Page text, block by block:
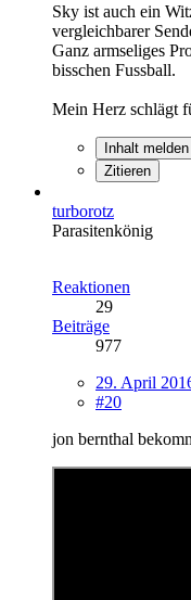
Sky ist auch ein
vergleichbarer
Ganz armseliges
bisschen Fussball.
Mein Herz schlägt
Inhalt melden
Zitieren
turborotz
Parasitenkönig
Reaktionen
29
Beiträge
977
29. April
#20
jon bernthal